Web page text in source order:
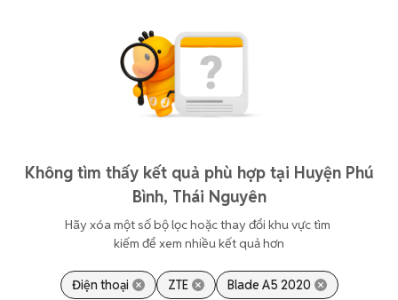
Không tìm thấy kết quả phù hợp tại Huyện Phú
Bình, Thái Nguyên
Hãy xóa một số bộ lọc hoặc thay đổi khu vực tìm
kiếm để xem nhiều kết quả hơn
Điện thoại ZTE Blade A5 2020